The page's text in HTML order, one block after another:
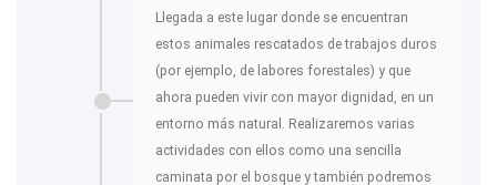
Llegada a este lugar donde se encuentran
estos animales rescatados de trabajos duros
(por ejemplo, de labores forestales) y que
ahora pueden vivir con mayor dignidad, en un
entorno más natural. Realizaremos varias
actividades con ellos como una sencilla
caminata por el bosque y también podremos